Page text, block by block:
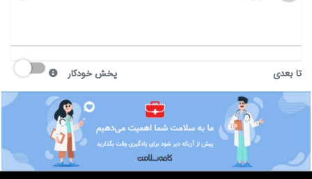
تا بعدی پخش خودکار